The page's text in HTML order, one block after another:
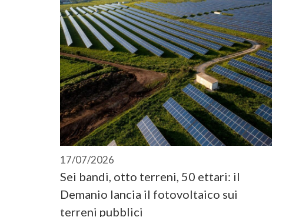
17/07/2026
Sei bandi, otto terreni, 50 ettari: il
Demanio lancia il fotovoltaico sui
terreni pubblici